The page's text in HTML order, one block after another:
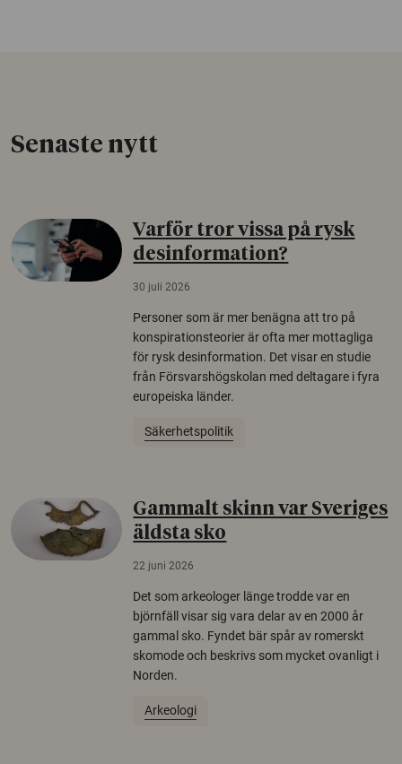
Senaste nytt
Varför tror vissa på rysk
desinformation?
30 juli 2026
Personer som är mer benägna att tro på
konspirationsteorier är ofta mer mottagliga
för rysk desinformation. Det visar en studie
från Försvarshögskolan med deltagare i fyra
europeiska länder.
Säkerhetspolitik
Gammalt skinn var Sveriges
äldsta sko
22 juni 2026
Det som arkeologer länge trodde var en
björnfäll visar sig vara delar av en 2000 år
gammal sko. Fyndet bär spår av romerskt
skomode och beskrivs som mycket ovanligt i
Norden.
Arkeologi